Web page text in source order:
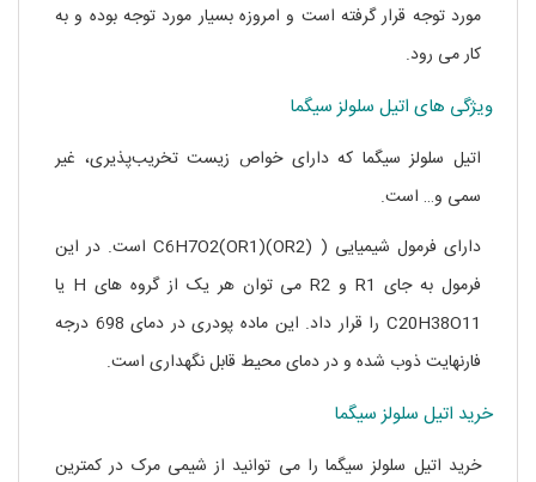
مورد توجه قرار گرفته است و امروزه بسیار مورد توجه بوده و به
کار می رود.
ویژگی های اتیل سلولز سیگما
اتیل سلولز سیگما که دارای خواص زیست تخریب‌پذیری، غیر
سمی و… است.
دارای فرمول شیمیایی ( C6H7O2(OR1)(OR2) است. در این
فرمول به جای R1 و R2 می توان هر یک از گروه های H یا
C20H38O11 را قرار داد. این ماده پودری در دمای 698 درجه
فارنهایت ذوب شده و در دمای محیط قابل نگهداری است.
خرید اتیل سلولز سیگما
خرید اتیل سلولز سیگما را می توانید از شیمی مرک در کمترین